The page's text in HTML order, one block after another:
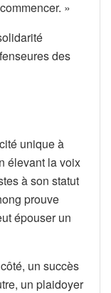
»
des
unique à
élevant la voix
à son statut
prouve
épouser un
un succès
un plaidoyer